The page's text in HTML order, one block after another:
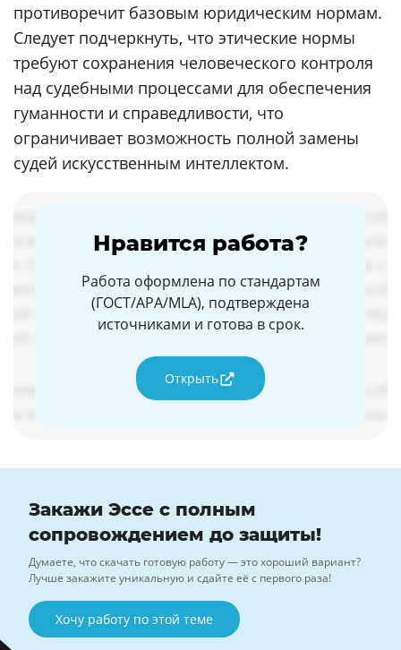
противоречит базовым юридическим нормам.
Следует подчеркнуть, что этические нормы
требуют сохранения человеческого контроля
над судебными процессами для обеспечения
гуманности и справедливости, что
ограничивает возможность полной замены
судей искусственным интеллектом.
Нравится работа?
Работа оформлена по стандартам
(ГОСТ/APA/MLA), подтверждена
источниками и готова в срок.
Открыть
Закажи Эссе с полным
сопровождением до защиты!
Думаете, что скачать готовую работу — это хороший вариант?
Лучше закажите уникальную и сдайте её с первого раза!
Хочу работу по этой теме